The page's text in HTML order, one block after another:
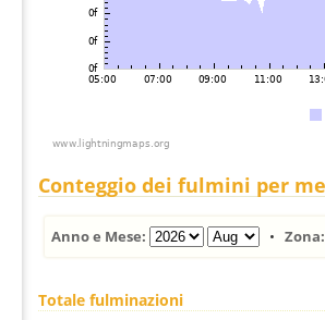
Conteggio dei fulmini per
Anno e Mese: •
Totale fulminazioni